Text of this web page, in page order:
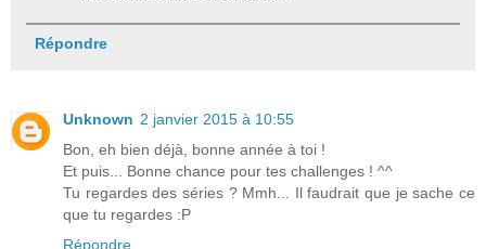
Répondre
Unknown 2 janvier 2015 à 10:55
Bon, eh bien déjà, bonne année à toi !
Et puis... Bonne chance pour tes challenges ! ^^
Tu regardes des séries ? Mmh... Il faudrait que je sache ce
que tu regardes :P
Répondre